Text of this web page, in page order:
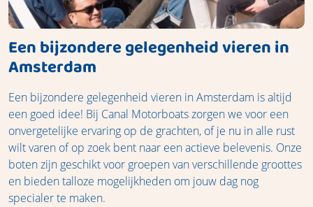
Een bijzondere gelegenheid vieren in
Amsterdam
Een bijzondere gelegenheid vieren in Amsterdam is altijd
een goed idee! Bij Canal Motorboats zorgen we voor een
onvergetelijke ervaring op de grachten, of je nu in alle rust
wilt varen of op zoek bent naar een actieve belevenis. Onze
boten zijn geschikt voor groepen van verschillende groottes
en bieden talloze mogelijkheden om jouw dag nog
specialer te maken.